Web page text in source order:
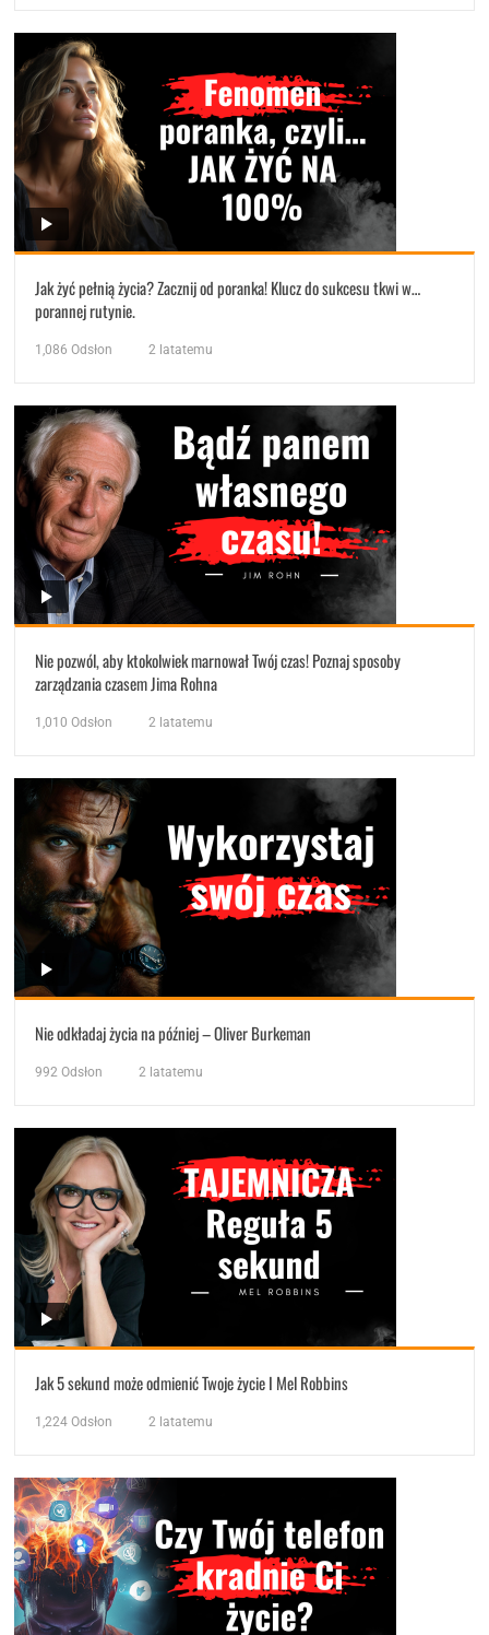
Jak żyć pełnią życia? Zacznij od poranka! Klucz do sukcesu tkwi w…
porannej rutynie.
1,086 Odsłon 2 latatemu
Nie pozwól, aby ktokolwiek marnował Twój czas! Poznaj sposoby
zarządzania czasem Jima Rohna
1,010 Odsłon 2 latatemu
Nie odkładaj życia na później – Oliver Burkeman
992 Odsłon 2 latatemu
Jak 5 sekund może odmienić Twoje życie I Mel Robbins
1,224 Odsłon 2 latatemu